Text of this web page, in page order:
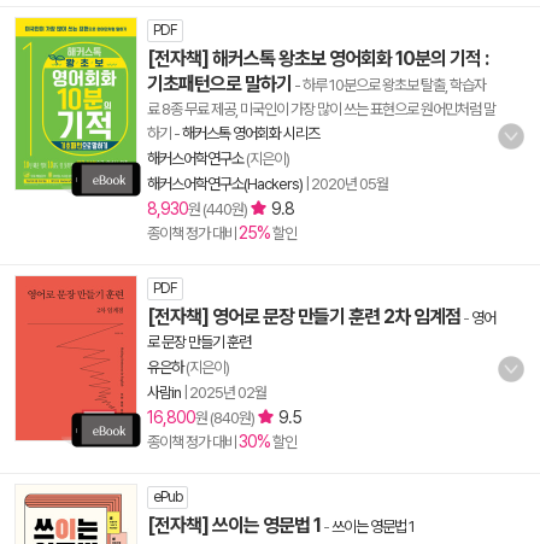
PDF
[전자책] 해커스톡 왕초보 영어회화 10분의 기적 :
기초패턴으로 말하기 - 하루 10분으로 왕초보 탈출, 학습자
료 8종 무료 제공, 미국인이 가장 많이 쓰는 표현으로 원어민처럼 말
하기 -해커스톡 영어회화 시리즈
해커스어학연구소(지은이)
해커스어학연구소(Hackers) 2020년 05월
8,930원 (440원) 9.8
종이책 정가 대비 25%할인
PDF
[전자책] 영어로 문장 만들기 훈련 2차 임계점 - 영어
로 문장 만들기 훈련
유은하(지은이)
사람in 2025년 02월
16,800원 (840원) 9.5
종이책 정가 대비 30%할인
ePub
[전자책] 쓰이는 영문법 1 -쓰이는 영문법 1